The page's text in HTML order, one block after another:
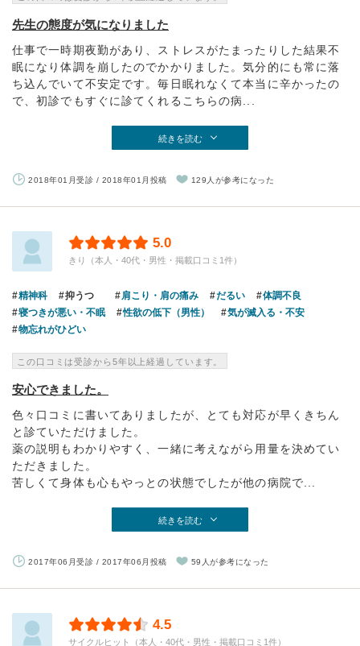
先生の態度が気になりました
仕事で一時期夜勤があり、ストレスがたまったりした結果不
眠になり体調を崩したのでかかりました。気分的にも常に落
ち込んでいて不安定です。毎日眠れなくて本当に辛かったの
で、初診でもすぐに診てくれるこちらの病...
続きを読む
2018年01月受診 / 2018年01月投稿 129人が参考になった
5.0
きり（本人・40代・男性・掲載口コミ1件）
精神科 抑うつ 肩こり・肩の痛み だるい
体調不良
寝つきが悪い・不眠
性欲の低下（男性）
気が滅入る・不安
物忘れがひどい
この口コミは受診から5年以上経過しています。
安心できました。
色々口コミに書いてありましたが、とても対応が早くきちん
と診ていただけました。
薬の説明もわかりやすく、一緒に考えながら用量を決めてい
ただきました。
苦しくて身体も心もやっとの状態でしたが他の病院で...
続きを読む
2017年06月受診 / 2017年06月投稿 59人が参考になった
4.5
サイクルヒット（本人・40代・男性・掲載口コミ1件）